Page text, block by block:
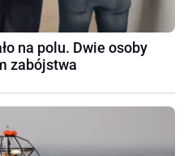
na polu. Dwie osoby
zabójstwa